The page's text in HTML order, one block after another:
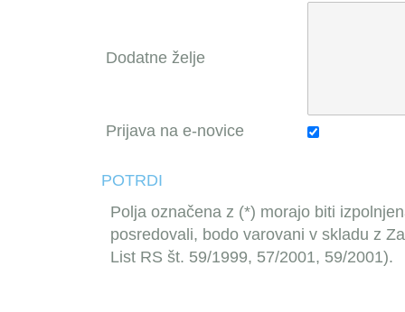
Dodatne želje
Prijava na e-novice
POTRDI
Polja označena z (*) morajo biti
posredovali, bodo varovani v skladu z
List RS št. 59/1999, 57/2001, 59/2001).